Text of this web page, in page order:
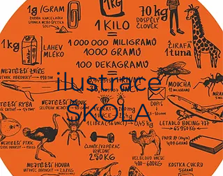
ilustrace
ŠKOLA